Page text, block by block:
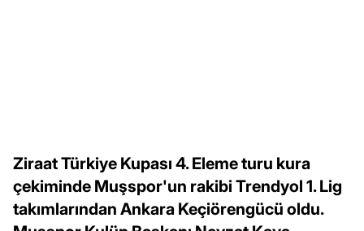
Ziraat Türkiye Kupası 4. Eleme turu kura
çekiminde Muşspor'un rakibi Trendyol 1. Lig
takımlarından Ankara Keçiörengücü oldu.